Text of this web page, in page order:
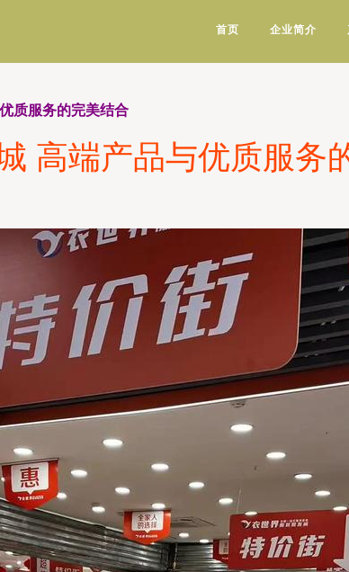
首页 企业简介
质服务的完美结合
高端产品与优质服务